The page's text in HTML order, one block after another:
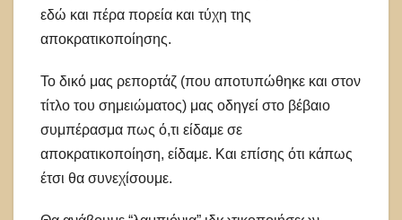
εδώ και πέρα πορεία και τύχη της
αποκρατικοποίησης.
Το δικό μας ρεπορτάζ (που αποτυπώθηκε και στον
τίτλο του σημειώματος) μας οδηγεί στο βέβαιο
συμπέρασμα πως ό,τι είδαμε σε
αποκρατικοποίηση, είδαμε. Και επίσης ότι κάπως
έτσι θα συνεχίσουμε.